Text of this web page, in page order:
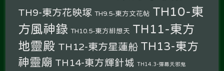
TH9-東方花映塚 TH9.5-東方文花帖 TH10-東
方風神錄 TH10.5-東方緋想天 TH11-東方
地靈殿 TH12-東方星蓮船 TH13-東方
神靈廟 TH14-東方輝針城 TH14.3-彈幕天邪鬼